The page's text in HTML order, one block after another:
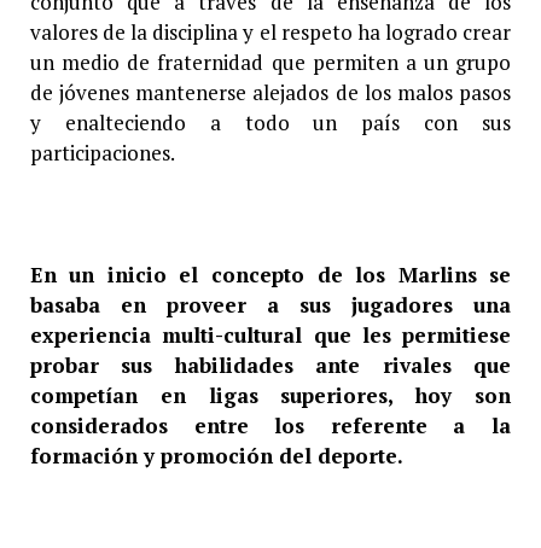
valores de la disciplina y el respeto ha logrado crear
un medio de fraternidad que permiten a un grupo
de jóvenes mantenerse alejados de los malos pasos
y enalteciendo a todo un país con sus
participaciones.
En un inicio el concepto de los Marlins se
basaba en proveer a sus jugadores una
experiencia multi-cultural que les permitiese
probar sus habilidades ante rivales que
competían en ligas superiores, hoy son
considerados entre los referente a la
formación y promoción del deporte.